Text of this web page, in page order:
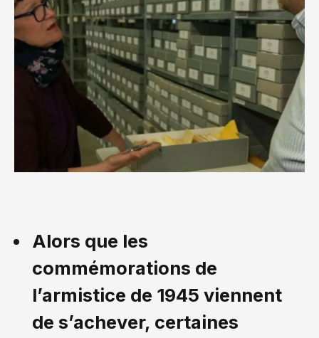
Alors que les
commémorations de
l’armistice de 1945 viennent
de s’achever, certaines